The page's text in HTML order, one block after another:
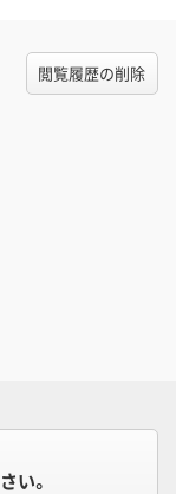
閲覧履歴の削除
い。